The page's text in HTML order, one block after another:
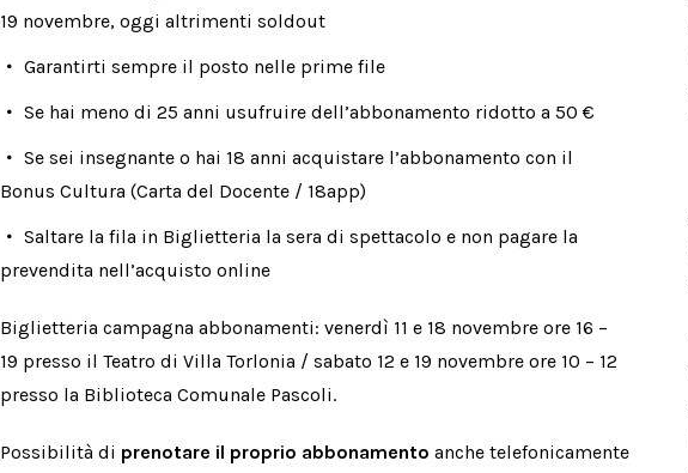
19 novembre, oggi altrimenti soldout
Garantirti sempre il posto nelle prime file
Se hai meno di 25 anni usufruire dell’abbonamento ridotto a 50 €
Se sei insegnante o hai 18 anni acquistare l’abbonamento con il
Bonus Cultura (Carta del Docente / 18app)
Saltare la fila in Biglietteria la sera di spettacolo e non pagare la
prevendita nell’acquisto online
Biglietteria campagna abbonamenti: venerdì 11 e 18 novembre ore 16 –
19 presso il Teatro di Villa Torlonia / sabato 12 e 19 novembre ore 10 – 12
presso la Biblioteca Comunale Pascoli.
Possibilità di prenotare il proprio abbonamento anche telefonicamente